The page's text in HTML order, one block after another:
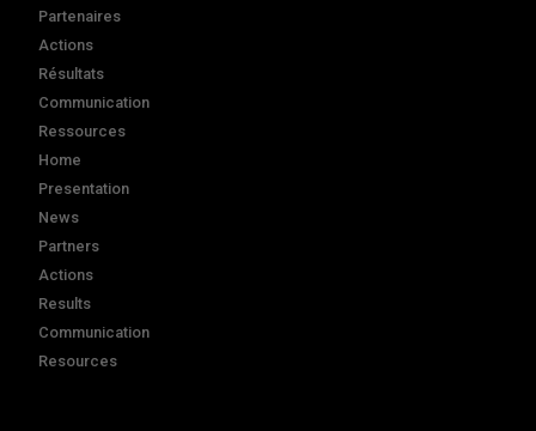
Partenaires
Actions
Résultats
Communication
Ressources
Home
Presentation
News
Partners
Actions
Results
Communication
Resources